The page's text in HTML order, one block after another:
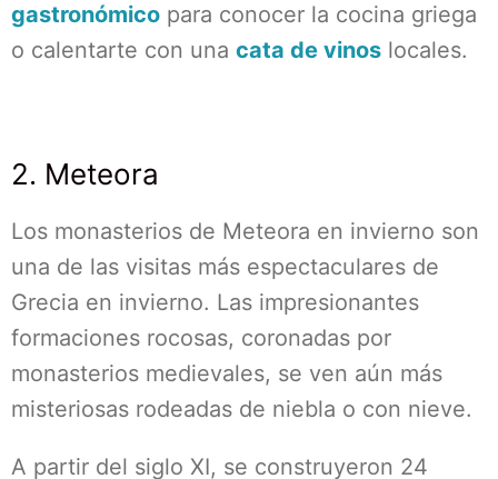
gastronómico para conocer la cocina griega
o calentarte con una cata de vinos locales.
2. Meteora
Los monasterios de Meteora en invierno son
una de las visitas más espectaculares de
Grecia en invierno. Las impresionantes
formaciones rocosas, coronadas por
monasterios medievales, se ven aún más
misteriosas rodeadas de niebla o con nieve.
A partir del siglo XI, se construyeron 24